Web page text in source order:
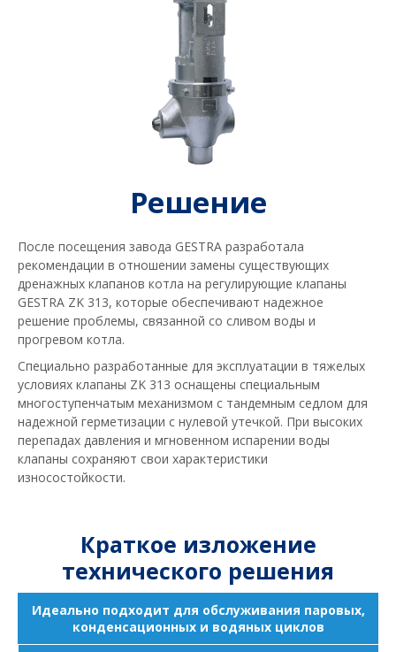
Решение
После посещения завода GESTRA разработала
рекомендации в отношении замены существующих
дренажных клапанов котла на регулирующие клапаны
GESTRA ZK 313, которые обеспечивают надежное
решение проблемы, связанной со сливом воды и
прогревом котла.
Специально разработанные для эксплуатации в тяжелых
условиях клапаны ZK 313 оснащены специальным
многоступенчатым механизмом с тандемным седлом для
надежной герметизации с нулевой утечкой. При высоких
перепадах давления и мгновенном испарении воды
клапаны сохраняют свои характеристики
износостойкости.
Краткое изложение
технического решения
Идеально подходит для обслуживания паровых,
конденсационных и водяных циклов